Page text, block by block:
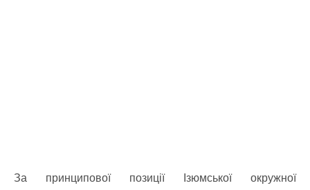
За принципової позиції Ізюмської окружної